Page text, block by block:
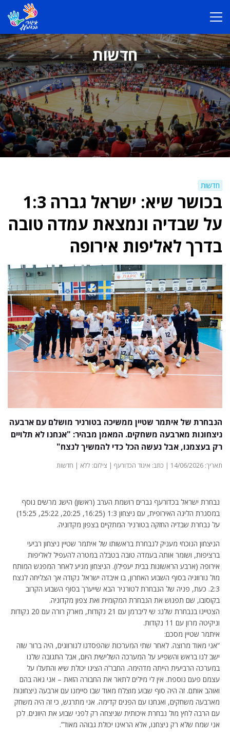
חדשות
חדשות
בכושר שיא: ישראל גברה 1:3
על שבדיה ונמצאת עמדה טובה
בדרך לאליפות אירופה
הנבחרת של איתמר שטיין ממשיכה בטורניר מושלם עם ארבעה
ניצחונות מארבעה משחקים. המאמן מבהיר: "אנחנו לא תלויים
רק בעצמנו, אבל נעשה הכל כדי להמשיך לנצח"
תאריך: 14/06/2026 | כתב: איגוד הכדורעף | צילום: ללא | חדשות
נבחרת ישראל בכדורעף גברים רושמת הערב (ראשון) הישג מרשים נוסף
במסגרת הליגה האירופית, עם ניצחון 1:3 (16:25, 20:25, 25:22, 15:25)
על נבחרת שבדיה החזקה בטורניר המתקיים בצפון מקדוניה.
הניצחון הנוכחי מעניק לנבחרת בראשותו של איתמר שטיין ניצחון רביעי
ברציפות, ושומר אותה בעמדה טובה בטבלה במטרה להעפיל לאליפות
אירופה (ארבע הראשונות בבית יעפילו). הניצחון מגיע לאחר המפגש המותח
מול נורווגיה בסוף השבוע האחרון, בו איבדה ישראל נקודה אך הצליחה לנצח
2:3. כעת, פניה של הנבחרת לטורניר הבא שייערך בסוף השבוע הקרוב
בקוסובו, שם תפגוש את הנבחרת המקומית ואת צפון מקדוניה.
הצטיינו בנבחרת שלנו: שי ליברמן עם 21 נקודות, מארק רורה עם 20 נקודות
וניקיטה מרון עם 11 נקודות.
איתמר שטיין מסכם:
“אני מאוד מרוצה. לאחר שתי המערכות שהפסדנו לנורווגים, היה ברור שזה
ישב לנו בראש והשפיע על המערכה השלישית היום, אבל התגובה שלנו
במערכה הרביעית הייתה מדהימה. החבר’ה הציגו יכולת שיא והתעלו על
עצמם פעם נוספת. אין לי מילים לתאר את החבורה הזאת – אני גאה בהם
ואוהב אותם. זה היה סוף שבוע מוצלח מאוד שבו סיימנו עם ארבעה ניצחונות
מארבעה משחקים, ואנחנו עם הפנים קדימה. אני מתרגש, כי זה היה משחק
עם הרבה לחץ מול נבחרת איכותית שניצחה רק לפני שבוע את היוונים. לכן
אני שמח שלא רק ניצחנו, אלא הראינו יכולת גבוהה מאוד”.